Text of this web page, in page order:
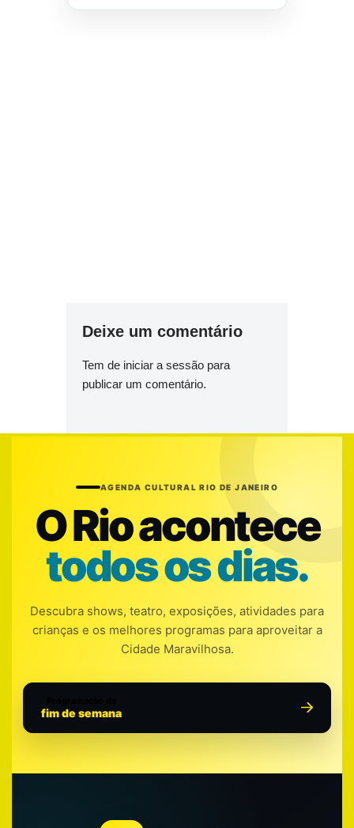
Deixe um comentário
Tem de iniciar a sessão para
publicar um comentário.
AGENDA CULTURAL RIO DE JANEIRO
O Rio acontece
todos os dias.
Descubra shows, teatro, exposições, atividades para
crianças e os melhores programas para aproveitar a
Cidade Maravilhosa.
fim de semana